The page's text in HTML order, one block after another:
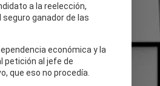
a la reelección,
seguro ganador de las
económica y la
petición al jefe de
que eso no procedía.